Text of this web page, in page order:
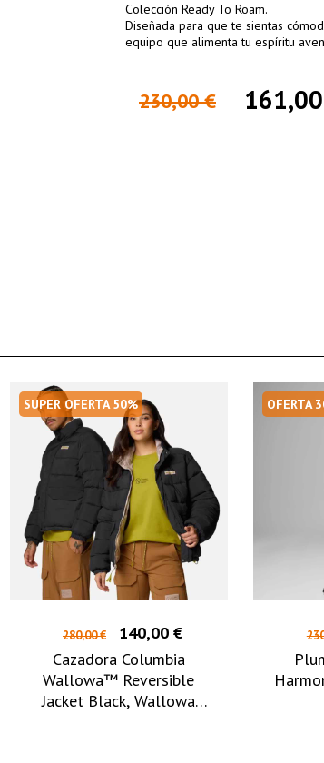
Colección Ready To Roam.
Diseñada para que te sientas
equipo que alimenta tu espíritu
230,00 €
SUPER OFERTA 50%
280,00 €
140,00 €
Cazadora Columbia
Wallowa™ Reversible
Jacket Black, Wallowa
OFERTA